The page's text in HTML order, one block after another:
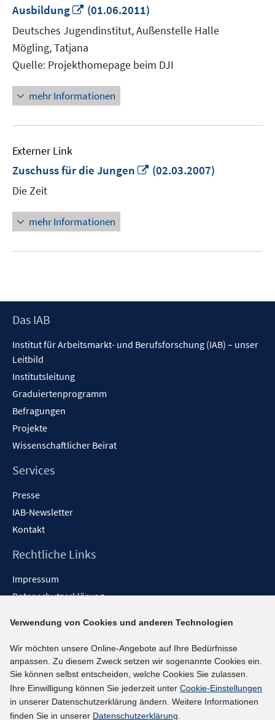
Ausbildung
In
neuem
Fenster
öffnen
(01.06.2011)
Deutsches Jugendinstitut, Außenstelle Halle
Mögling, Tatjana
Quelle: Projekthomepage beim DJI
mehr Informationen
Externer Link
Zuschuss für die Jungen
In
(02.03.2007)
Die Zeit
mehr Informationen
Footer
Das IAB
Institut für Arbeitsmarkt- und Berufsforschung (IAB) – unser
Leitbild
Institutsleitung
Graduiertenprogramm
Befragungen
Projekte
Wissenschaftlicher Beirat
Services
Presse
IAB-Newsletter
Kontakt
Rechtliche Links
Impressum
Datenschutzerklärung
Barrieren melden
Social-Media-Kanäle
BlueSky
YouTube
LinkedIn
Verwendung von Cookies und anderen Technologien
Wir möchten unsere Online-Angebote auf Ihre Bedürfnisse
anpassen. Zu diesem Zweck setzen wir sogenannte Cookies ein.
Sie können selbst entscheiden, welche Cookies Sie zulassen.
Ihre Einwilligung können Sie jederzeit unter Cookie-Einstellungen
in unserer Datenschutzerklärung ändern. Weitere Informationen
finden Sie in unserer Datenschutzerklärung.